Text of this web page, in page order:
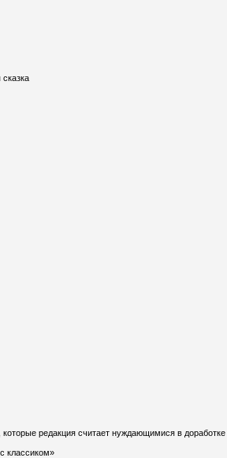
которые редакция считает нуждающимися в доработке
классиком»